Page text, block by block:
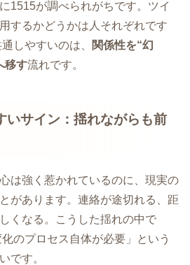
1515が調べられがちです。ツイ
するかどうかは人それぞれです
しやすいのは、
関係性を“幻
移す流れです。
いサイン：揺れながらも前
は強く惹かれているのに、現実の
があります。連絡が途切れる、距
くなる。こうした揺れの中で
のプロセス自体が必要」という
です。